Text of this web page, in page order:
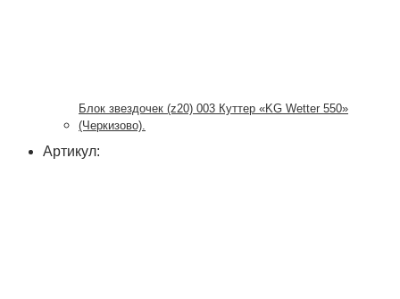
Блок звездочек (z20) 003 Куттер «KG Wetter 550»
(Черкизово).
Артикул: